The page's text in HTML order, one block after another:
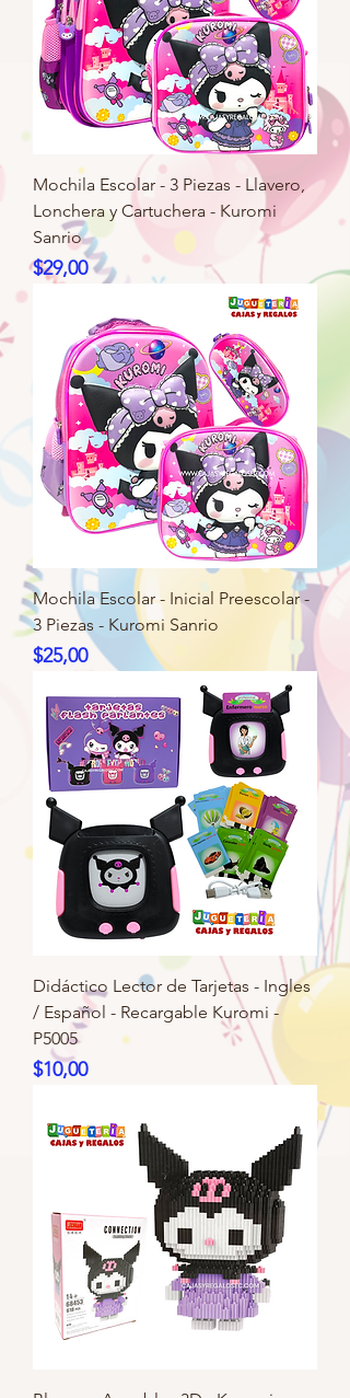
Mochila Escolar - 3 Piezas - Llavero,
Lonchera y Cartuchera - Kuromi
Sanrio
Precio
$29,00
Mochila Escolar - Inicial Preescolar -
3 Piezas - Kuromi Sanrio
Precio
$25,00
Didáctico Lector de Tarjetas - Ingles
/ Español - Recargable Kuromi -
P5005
Precio
$10,00